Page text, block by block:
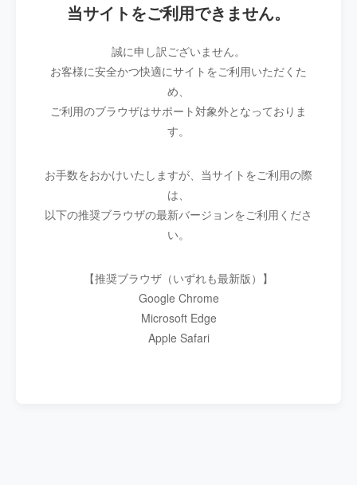
当サイトをご利用できません。
誠に申し訳ございません。
お客様に安全かつ快適にサイトをご利用いただくた
め、
ご利用のブラウザはサポート対象外となっておりま
す。
お手数をおかけいたしますが、当サイトをご利用の際
は、
以下の推奨ブラウザの最新バージョンをご利用くださ
い。
【推奨ブラウザ（いずれも最新版）】
Google Chrome
Microsoft Edge
Apple Safari